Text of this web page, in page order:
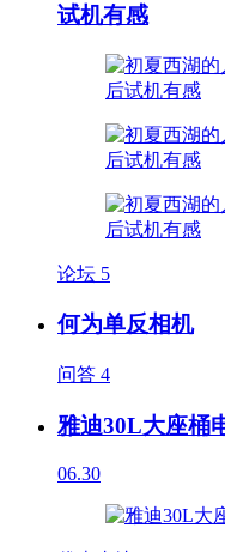
试机有感
论坛 5
何为单反相机
问答 4
雅迪30L大座桶
06.30